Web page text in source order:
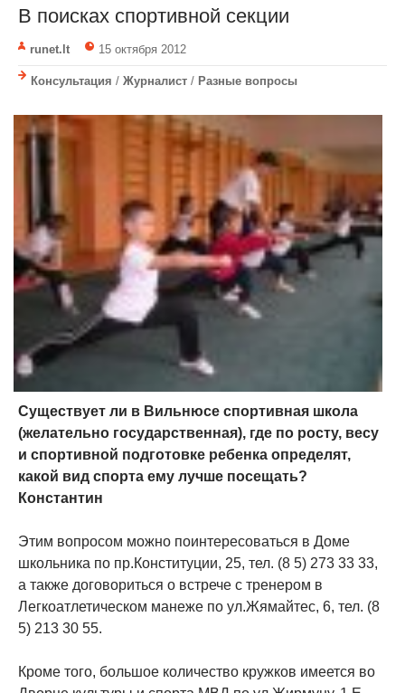
В поисках спортивной секции
runet.lt 15 октября 2012
Консультация / Журналист / Разные вопросы
Существует ли в Вильнюсе спортивная школа
(желательно государственная), где по росту, весу
и спортивной подготовке ребенка определят,
какой вид спорта ему лучше посещать?
Константин
Этим вопросом можно поинтересоваться в Доме
школьника по пр.Конституции, 25, тел. (8 5) 273 33 33,
а также договориться о встрече с тренером в
Легкоатлетическом манеже по ул.Жямайтес, 6, тел. (8
5) 213 30 55.
Кроме того, большое количество кружков имеется во